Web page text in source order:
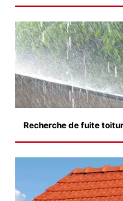
Recherche de fuite